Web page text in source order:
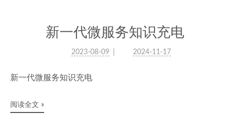
新一代微服务知识充电
2023-08-09 2024-11-17
新一代微服务知识充电
阅读全文 »